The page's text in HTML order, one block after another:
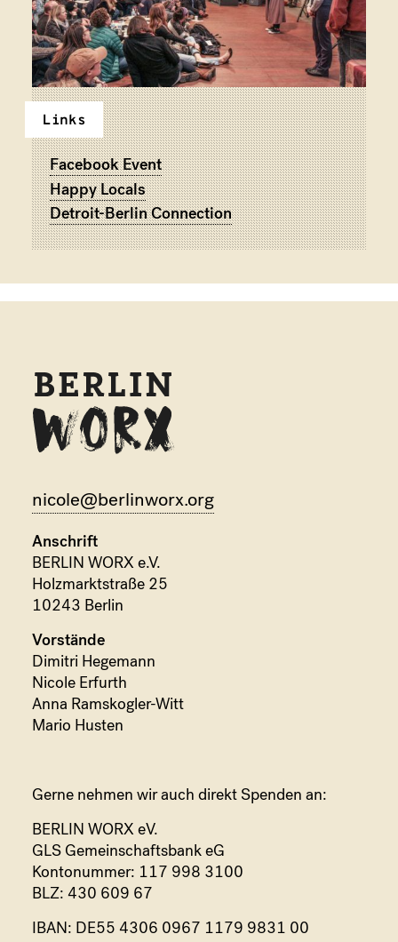
Links
Facebook Event
Happy Locals
Detroit-Berlin Connection
nicole@berlinworx.org
Anschrift
BERLIN WORX e.V.
Holzmarktstraße 25
10243 Berlin
Vorstände
Dimitri Hegemann
Nicole Erfurth
Anna Ramskogler-Witt
Mario Husten
Gerne nehmen wir auch direkt Spenden an:
BERLIN WORX eV.
GLS Gemeinschaftsbank eG
Kontonummer: 117 998 3100
BLZ: 430 609 67
IBAN: DE55 4306 0967 1179 9831 00